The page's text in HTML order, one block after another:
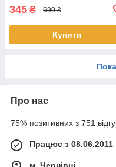
345 ₴ 690 ₴
Купити
Про нас
75% позитивних з 751
Працює з 08.06.2011